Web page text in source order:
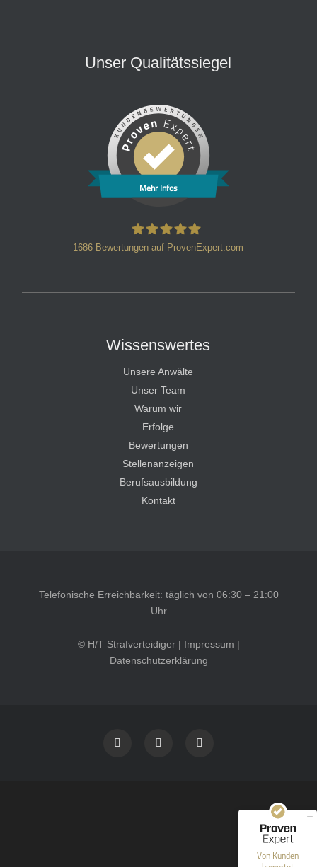
Unser Qualitätssiegel
Mehr Infos
1686 Bewertungen auf ProvenExpert.com
Wissenswertes
Unsere Anwälte
Unser Team
Warum wir
Erfolge
Bewertungen
Stellenanzeigen
Berufsausbildung
Kontakt
Telefonische Erreichbarkeit: täglich von 06:30 – 21:00
Uhr
© H/T Strafverteidiger | Impressum |
Datenschutzerklärung
Von Kunden
40
Bewertungen auf
ProvenExpert.com